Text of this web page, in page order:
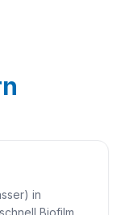
in
Biofilm